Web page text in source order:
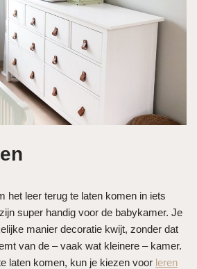
het leer terug te laten komen in iets
super handig voor de babykamer. Je
manier decoratie kwijt, zonder dat
van de – vaak wat kleinere – kamer.
laten komen, kun je kiezen voor leren